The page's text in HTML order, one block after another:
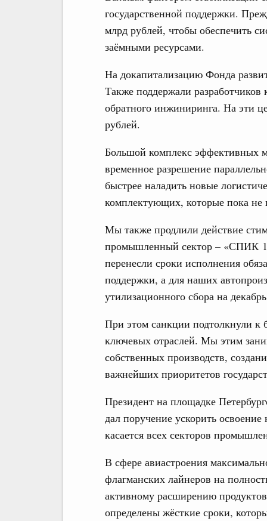
государственной поддержки.
млрд рублей, чтобы обеспечить
заёмными ресурсами.
На докапитализацию Фонда
Также поддержали
обратного инжиниринга. На эти
рублей.
Большой комплекс эффективных
временное разрешение
быстрее наладить новые
комплектующих, которые пока не
Мы также продлили действие
промышленный сектор – «СПИК
перенесли сроки исполнения
поддержки, а для наших
утилизационного сбора на
При этом санкции подтолкнули к
ключевых отраслей. Мы этим
собственных производств,
важнейших приоритетов
Президент на площадке
дал поручение ускорить
касается всех секторов
В сфере авиастроения
флагманских лайнеров на
активному расширению
определены жёсткие сроки,